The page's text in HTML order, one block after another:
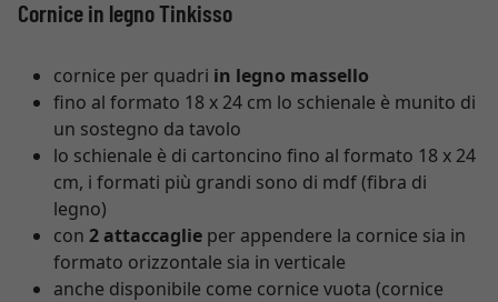
Cornice in legno Tinkisso
cornice per quadri in legno massello
fino al formato 18 x 24 cm lo schienale è munito di
un sostegno da tavolo
lo schienale è di cartoncino fino al formato 18 x 24
cm, i formati più grandi sono di mdf (fibra di
legno)
con 2 attaccaglie per appendere la cornice sia in
formato orizzontale sia in verticale
anche disponibile come cornice vuota (cornice